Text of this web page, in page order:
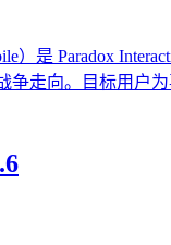
）是 Paradox
争走向。目标用户